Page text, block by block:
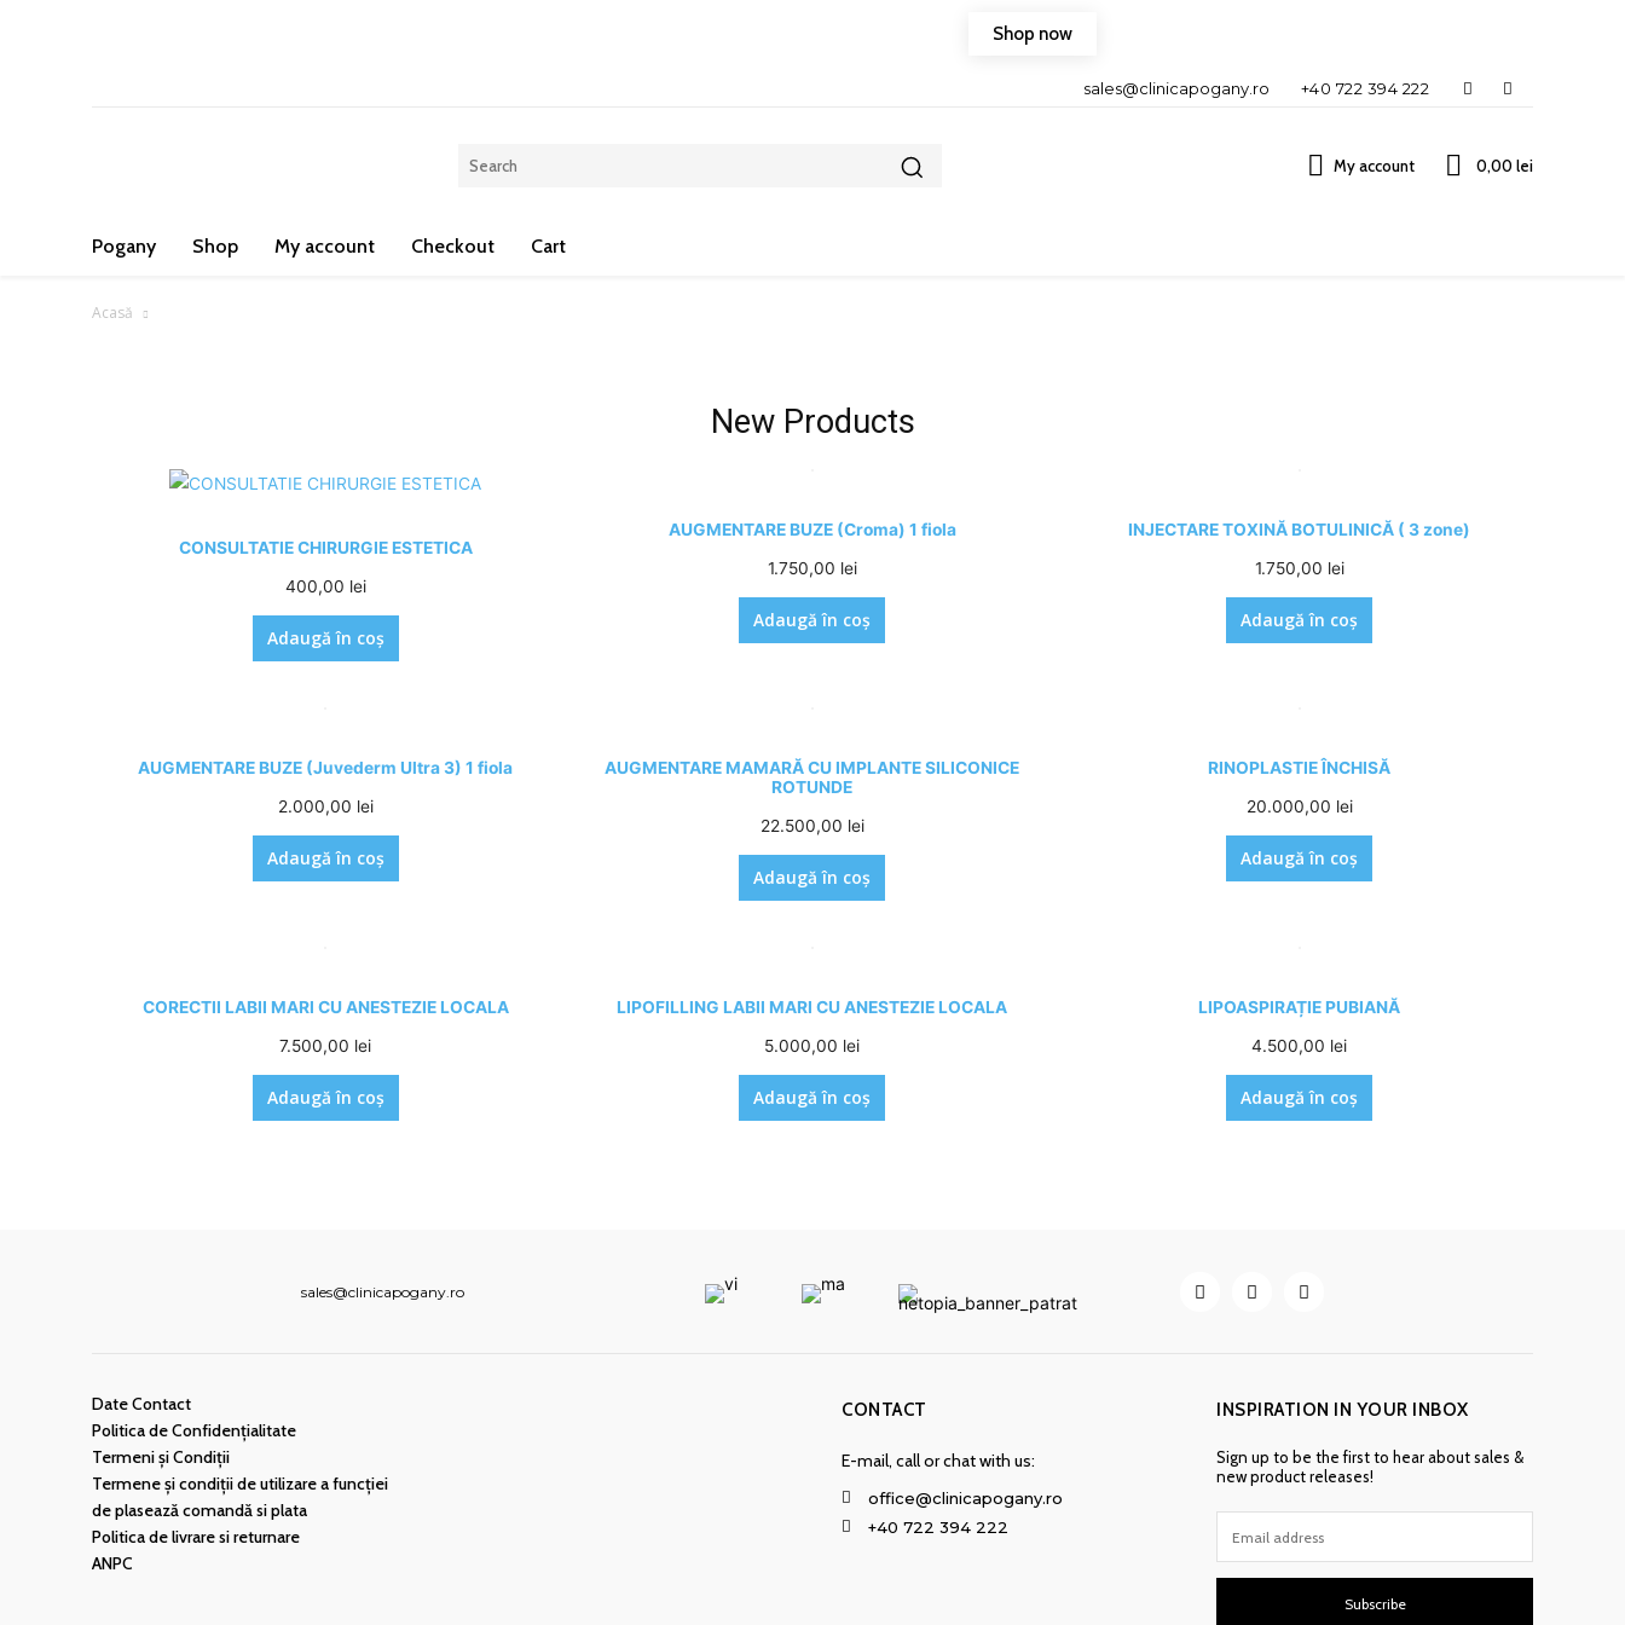
Shop now
sales@clinicapogany.ro +40 722 394 222
My account 0,00 lei
Pogany Shop My account Checkout Cart
Acasă
New Products
CONSULTATIE CHIRURGIE ESTETICA
400,00 lei
Adaugă în coș
AUGMENTARE BUZE (Croma) 1 fiola
1.750,00 lei
Adaugă în coș
INJECTARE TOXINĂ BOTULINICĂ ( 3 zone)
1.750,00 lei
Adaugă în coș
AUGMENTARE BUZE (Juvederm Ultra 3) 1 fiola
2.000,00 lei
Adaugă în coș
AUGMENTARE MAMARĂ CU IMPLANTE SILICONICE
ROTUNDE
22.500,00 lei
Adaugă în coș
RINOPLASTIE ÎNCHISĂ
20.000,00 lei
Adaugă în coș
CORECTII LABII MARI CU ANESTEZIE LOCALA
7.500,00 lei
Adaugă în coș
LIPOFILLING LABII MARI CU ANESTEZIE LOCALA
5.000,00 lei
Adaugă în coș
LIPOASPIRAȚIE PUBIANĂ
4.500,00 lei
Adaugă în coș
sales@clinicapogany.ro
Date Contact
Politica de Confidențialitate
Termeni şi Condiţii
Termene și condiții de utilizare a funcției
de plasează comandă si plata
Politica de livrare si returnare
ANPC
CONTACT
E-mail, call or chat with us:
office@clinicapogany.ro
+40 722 394 222
INSPIRATION IN YOUR INBOX
Sign up to be the first to hear about sales &
new product releases!
Subscribe